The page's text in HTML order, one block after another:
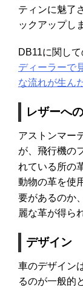
ティンに魅了
ックアップし
DB11に関し
ディーラーで
な流れが生ん
レザーへ
アストンマー
が、飛行機の
れている所の
動物の革を使
要があるのか
麗な革が得ら
デザイン
車のデザイン
るのが一般的